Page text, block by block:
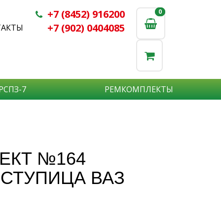
+7 (8452) 916200
+7 (902) 0404085
0
0
7 РЕМКОМПЛЕКТЫ
7
№164
ВАЗ